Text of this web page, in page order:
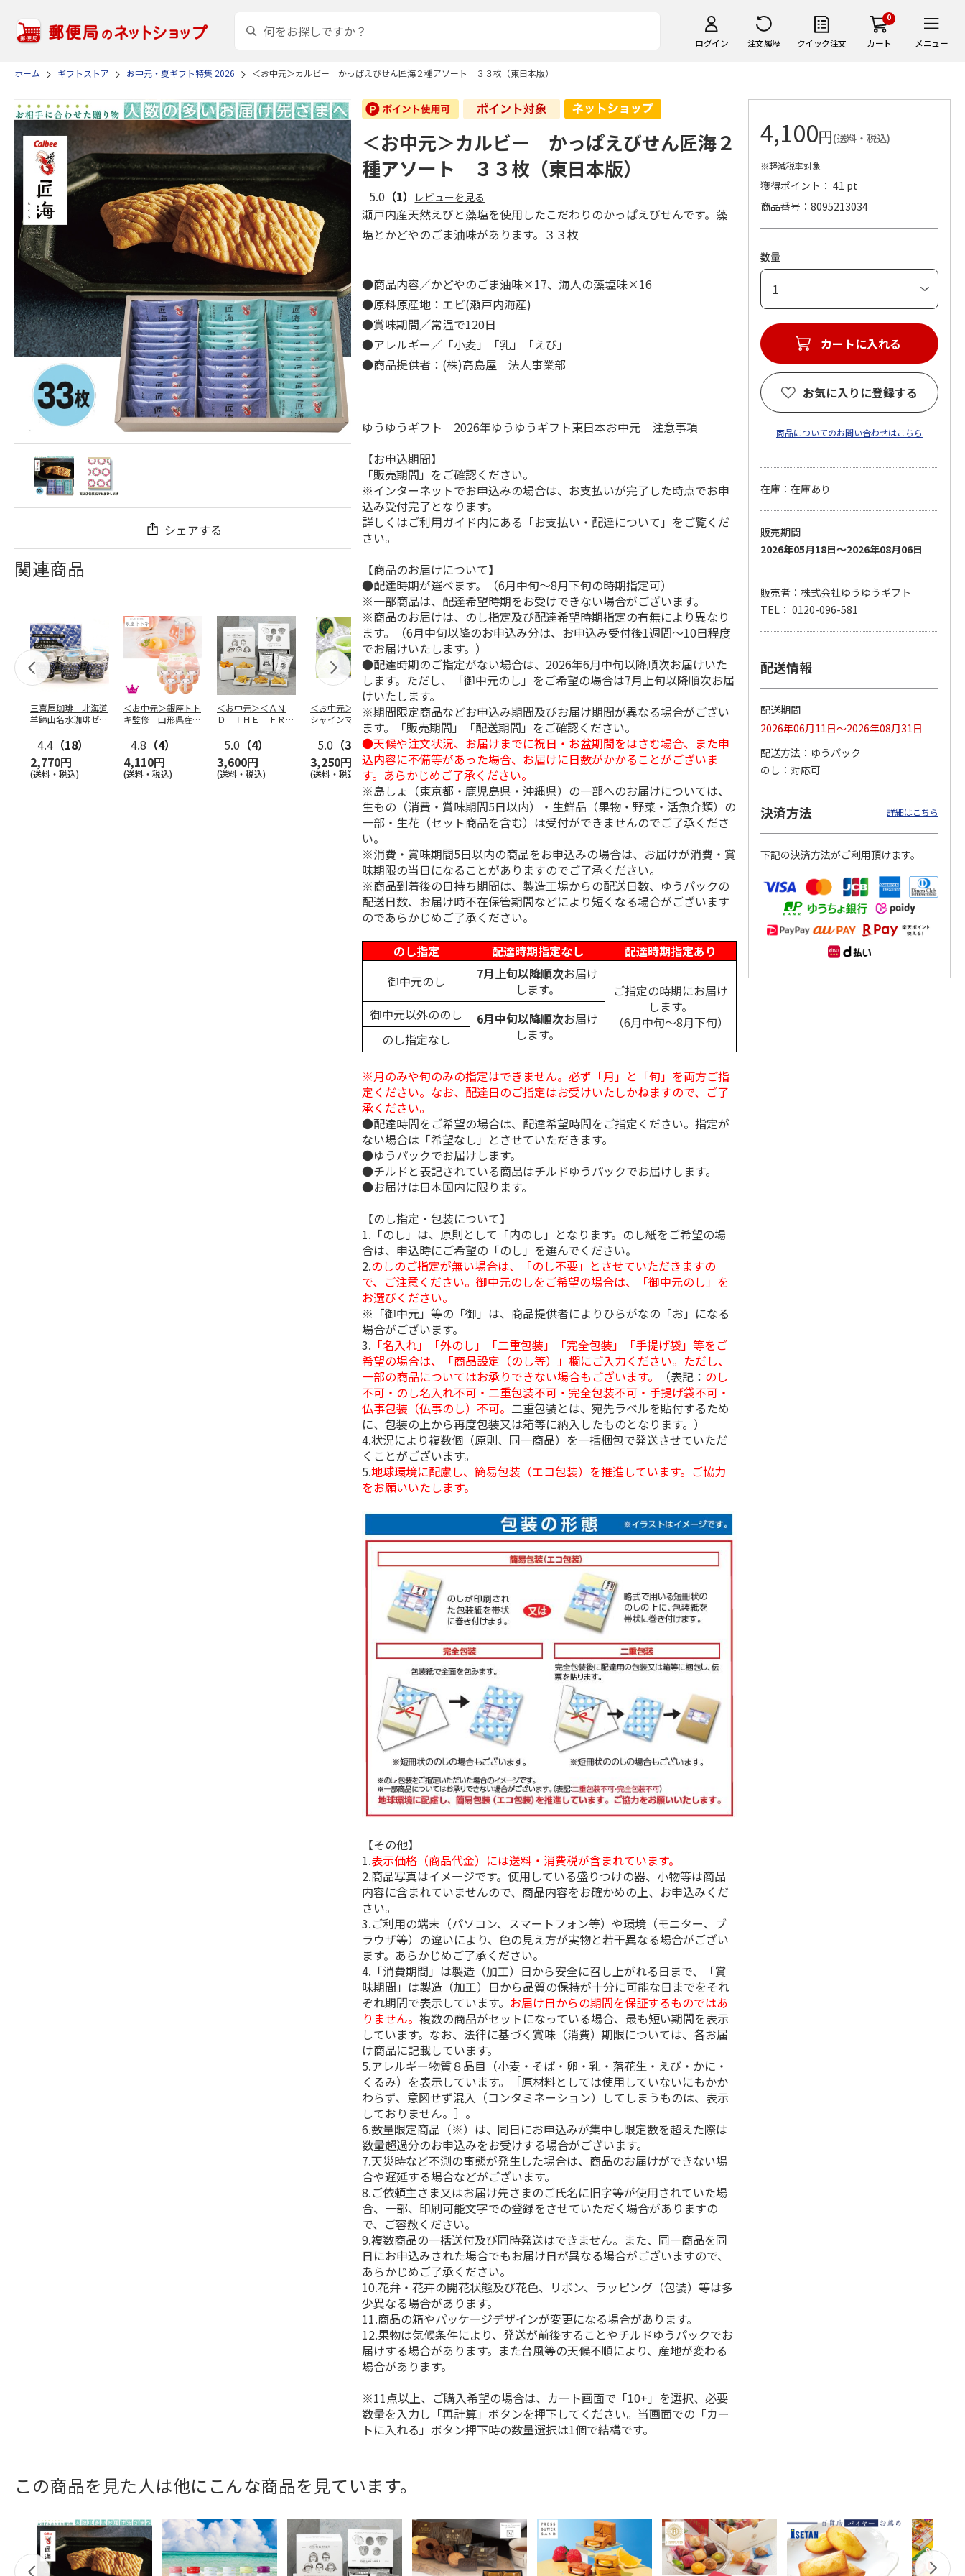
ログイン 注文履歴 クイック注文
0
カート メニュー
ホーム ギフトストア お中元・夏ギフト特集 2026 ＜お中元＞カルビー かっぱえびせん匠海２種アソート ３３枚（東日本版）
シェアする
関連商品
三喜屋珈琲 北海道
羊蹄山名水珈琲ゼリ
4.4 （18）
2,770円
(送料・税込)
＜お中元＞銀座トト
キ監修 山形県産白
版）
4.8 （4）
4,110円
(送料・税込)
＜お中元＞＜ＡＮ
Ｄ ＴＨＥ ＦＲＩ
ト５種
…
5.0 （4）
3,600円
(送料・税込)
＜お中元＞長野県産
シャインマスカット
5.0 （3）
3,250円
(送料・税込)
＜お中元＞北海道羊
蹄山名水珈琲ゼリー
７個
4.3（3）
2,980円
(送料・税込)
＜お中元＞＜ひとと
え＞３層デザートジ
ュレパフェ～国産フ
ルー…
4.7（10）
2,980円
(送料・税込)
＜お中元＞日本橋
千疋屋総本店 フル
ートジェリー ９個
入（…
5.0（3）
4,500円
＜お中元＞彩果の宝
石 フルーツゼリー
本版…
5.0（7）
3,570円
＜お中元＞日本橋
ートジェリー ６個
4.7
（3）
3,400円
(送料・税込)
（東日本版）
＜お中元＞カルビー かっぱえびせん匠海２
種アソート ３３枚（東日本版）
5.0 （1） レビューを見る
瀬戸内産天然えびと藻塩を使用したこだわりのかっぱえびせんです。藻
塩とかどやのごま油味があります。３３枚
●商品内容／かどやのごま油味×17、海人の藻塩味×16
●原料原産地：エビ(瀬戸内海産)
●賞味期間／常温で120日
●アレルギー／「小麦」「乳」「えび」
●商品提供者：(株)高島屋 法人事業部
ゆうゆうギフト 2026年ゆうゆうギフト東日本お中元 注意事項
【お申込期間】
「販売期間」をご確認ください。
※インターネットでお申込みの場合は、お支払いが完了した時点でお申
込み受付完了となります。
詳しくはご利用ガイド内にある「お支払い・配達について」をご覧くだ
さい。
【商品のお届けについて】
●配達時期が選べます。（6月中旬～8月下旬の時期指定可）
※一部商品は、配達希望時期をお受けできない場合がございます。
※商品のお届けは、のし指定及び配達希望時期指定の有無により異なり
ます。（6月中旬以降のお申込み分は、お申込み受付後1週間～10日程度
でお届けいたします。）
●配達時期のご指定がない場合は、2026年6月中旬以降順次お届けいた
します。ただし、「御中元のし」をご希望の場合は7月上旬以降順次お届
けいたします。
※期間限定商品などお申込み期間及びお届け期間が異なる場合がござい
ます。「販売期間」「配送期間」をご確認ください。
●天候や注文状況、お届けまでに祝日・お盆期間をはさむ場合、また申
込内容に不備等があった場合、お届けに日数がかかることがございま
す。あらかじめご了承ください。
※島しょ（東京都・鹿児島県・沖縄県）の一部へのお届けについては、
生もの（消費・賞味期間5日以内）・生鮮品（果物・野菜・活魚介類）の
一部・生花（セット商品を含む）は受付ができませんのでご了承くださ
い。
※消費・賞味期間5日以内の商品をお申込みの場合は、お届けが消費・賞
味期限の当日になることがありますのでご了承ください。
※商品到着後の日持ち期間は、製造工場からの配送日数、ゆうパックの
配送日数、お届け時不在保管期間などにより短くなる場合がございます
のであらかじめご了承ください。
のし指定
配達時期指定なし
配達時期指定あり
御中元のし
7月上旬以降順次お届け
します。
ご指定の時期にお届け
します。
（6月中旬～8月下旬）
御中元以外ののし 6月中旬以降順次お届け
します。
のし指定なし
※月のみや旬のみの指定はできません。必ず「月」と「旬」を両方ご指
定ください。なお、配達日のご指定はお受けいたしかねますので、ご了
承ください。
●配達時間をご希望の場合は、配達希望時間をご指定ください。指定が
ない場合は「希望なし」とさせていただきます。
●ゆうパックでお届けします。
●チルドと表記されている商品はチルドゆうパックでお届けします。
●お届けは日本国内に限ります。
【のし指定・包装について】
1.「のし」は、原則として「内のし」となります。のし紙をご希望の場
合は、申込時にご希望の「のし」を選んでください。
2.のしのご指定が無い場合は、「のし不要」とさせていただきますの
で、ご注意ください。御中元のしをご希望の場合は、「御中元のし」を
お選びください。
※「御中元」等の「御」は、商品提供者によりひらがなの「お」になる
場合がございます。
3. 「名入れ」「外のし」「二重包装」「完全包装」「手提げ袋」等をご
希望の場合は、「商品設定（のし等）」欄にご入力ください。ただし、
一部の商品についてはお承りできない場合もございます。
（表記： のし
不可・のし名入れ不可・二重包装不可・完全包装不可・手提げ袋不可・
仏事包装（仏事のし）不可。 二重包装とは、宛先ラベルを貼付するため
に、包装の上から再度包装又は箱等に納入したものとなります。）
4.状況により複数個（原則、同一商品）を一括梱包で発送させていただ
くことがございます。
5.地球環境に配慮し、簡易包装（エコ包装）を推進しています。ご協力
をお願いいたします。
【その他】
1.表示価格（商品代金）には送料・消費税が含まれています。
2.商品写真はイメージです。使用している盛りつけの器、小物等は商品
内容に含まれていませんので、商品内容をお確かめの上、お申込みくだ
さい。
3.ご利用の端末（パソコン、スマートフォン等）や環境（モニター、ブ
ラウザ等）の違いにより、色の見え方が実物と若干異なる場合がござい
ます。あらかじめご了承ください。
4.「消費期間」は製造（加工）日から安全に召し上がれる日まで、「賞
味期間」は製造（加工）日から品質の保持が十分に可能な日までをそれ
ぞれ期間で表示しています。 お届け日からの期間を保証するものではあ
りません。複数の商品がセットになっている場合、最も短い期間を表示
しています。なお、法律に基づく賞味（消費）期限については、各お届
け商品に記載しています。
5.アレルギー物質８品目（小麦・そば・卵・乳・落花生・えび・かに・
くるみ）を表示しています。［原材料としては使用していないにもかか
わらず、意図せず混入（コンタミネーション）してしまうものは、表示
しておりません。］。
6.数量限定商品（※）は、同日にお申込みが集中し限定数を超えた際は
数量超過分のお申込みをお受けする場合がございます。
7.天災時など不測の事態が発生した場合は、商品のお届けができない場
合や遅延する場合などがございます。
8.ご依頼主さま又はお届け先さまのご氏名に旧字等が使用されていた場
合、一部、印刷可能文字での登録をさせていただく場合がありますの
で、ご容赦ください。
9.複数商品の一括送付及び同時発送はできません。また、同一商品を同
日にお申込みされた場合でもお届け日が異なる場合がございますので、
あらかじめご了承ください。
10.花弁・花卉の開花状態及び花色、リボン、ラッピング（包装）等は多
少異なる場合があります。
11.商品の箱やパッケージデザインが変更になる場合があります。
12.果物は気候条件により、発送が前後することやチルドゆうパックでお
届けする場合があります。また台風等の天候不順により、産地が変わる
場合があります。
※11点以上、ご購入希望の場合は、カート画面で「10+」を選択、必要
数量を入力し「再計算」ボタンを押下してください。当画面での「カー
トに入れる」ボタン押下時の数量選択は1個で結構です。
4,100円(送料・税込)
※軽減税率対象
獲得ポイント： 41 pt
商品番号
8095213034
数量
カートに入れる
お気に入りに登録する
商品についてのお問い合わせはこちら
在庫：在庫あり
販売期間
2026年05月18日～2026年08月06日
販売者：株式会社ゆうゆうギフト
TEL： 0120-096-581
配送情報
配送期間
2026年06月11日～2026年08月31日
配送方法
ゆうパック
のし
対応可
決済方法 詳細はこちら
下記の決済方法がご利用頂けます。
この商品を見た人は他にこんな商品を見ています。